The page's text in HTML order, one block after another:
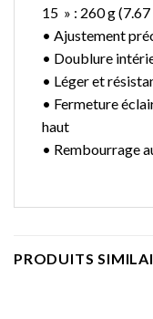
15 » : 260 g
• Ajustement
• Doublure
• Léger et
• Fermeture
haut
• Rembourrage
PRODUITS